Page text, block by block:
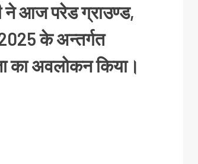
ने आज परेड ग्राउण्ड,
के अन्तर्गत
का अवलोकन किया।